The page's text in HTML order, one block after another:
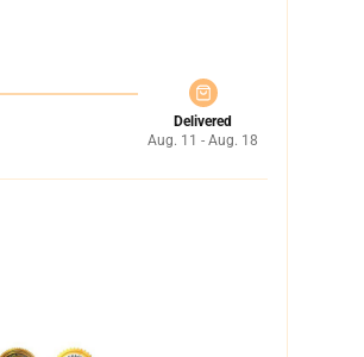
Delivered
Aug. 11 - Aug. 18